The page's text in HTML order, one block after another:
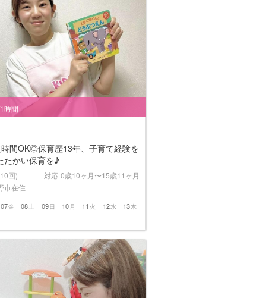
時間
間OK◎保育歴13年、子育て経験を
たかい保育を♪
回) 対応 0歳10ヶ月〜15歳11ヶ月
市在住
金
07 土
08 日
09 月
10 火
11 水
12 木
13